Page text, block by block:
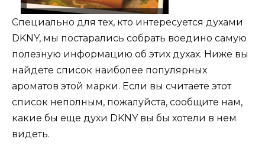
Специально для тех, кто интересуется духами
DKNY, мы постарались собрать воедино самую
полезную информацию об этих духах. Ниже вы
найдете список наиболее популярных
ароматов этой марки. Если вы считаете этот
список неполным, пожалуйста, сообщите нам,
какие бы еще духи DKNY вы бы хотели в нем
видеть.